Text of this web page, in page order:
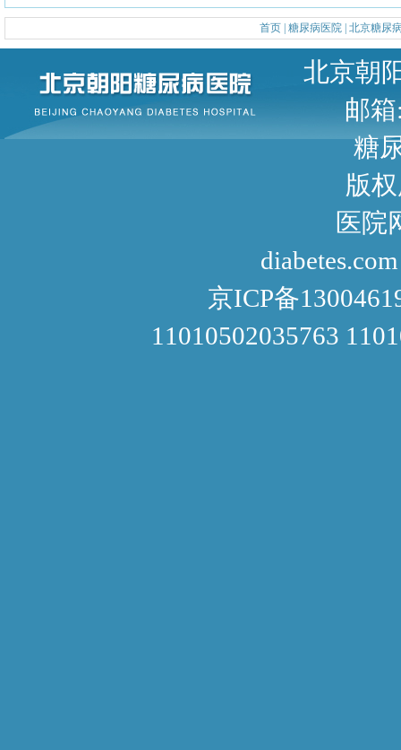
首页 糖尿病医院 北京糖尿
北京朝阳区甜水园东
邮箱
糖尿病咨询
版
医院网址： http://
京ICP备
11010502035763